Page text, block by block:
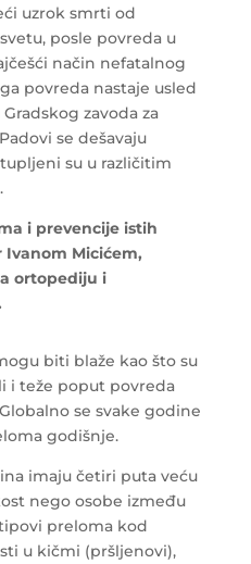
uzrok smrti od
posle povreda u
način nefatalnog
povreda nastaje usled
zavoda za
se dešavaju
su u različitim
i prevencije istih
Ivanom Micićem,
ortopediju i
biti blaže kao što su
i teže poput povreda
se svake godine
godišnje.
imaju četiri puta veću
nego osobe između
preloma kod
u kičmi (pršljenovi),